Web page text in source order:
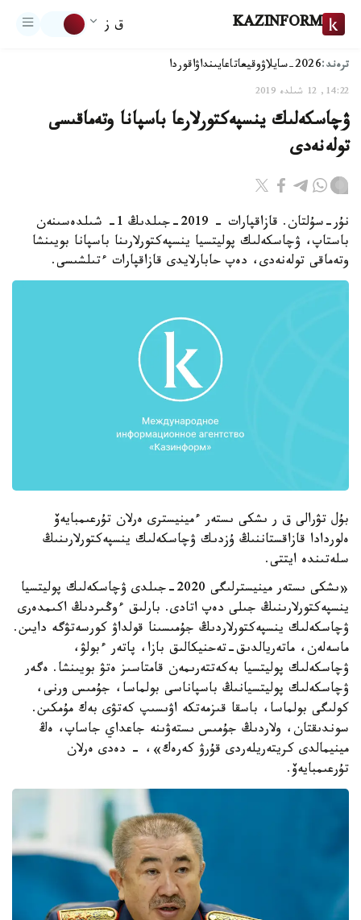
KAZINFORM ق ز
ترەند:2026-سايلاۋ وقيعاتاعايىنداۋاقوردا
14:22, 12 شىلدە 2019
ۋچاسكەلىك ينسپەكتورلارعا باسپانا وتەماقىسى
تولەنەدى
نۇر-سۇلتان. قازاقپارات - 2019-جىلدىڭ 1- شىلدەسىنەن
باستاپ، ۋچاسكەلىك پوليتسيا ينسپەكتورلارىنا باسپانا بويىنشا
وتەماقى تولەنەدى، دەپ حابارلايدى قازاقپارات ءتىلشىسى.
بۇل تۋرالى ق ر ىشكى ىستەر ءمينيسترى ەرلان تۇرعىمبايەۆ
ەلوردادا قازاقستاننىڭ ۇزدىك ۋچاسكەلىك ينسپەكتورلارىنىڭ
سلەتىندە ايتتى.
«ىشكى ىستەر مينيسترلىگى 2020-جىلدى ۋچاسكەلىك پوليتسيا
ينسپەكتورلارىنىڭ جىلى دەپ اتادى. بارلىق ءوڭىردىڭ اكىمدەرى
ۋچاسكەلىك ينسپەكتورلاردىڭ جۇمىسىنا قولداۋ كورسەتۋگە دايىن.
ماسەلەن، ماتەريالدىق-تەحنيكالىق بازا، پاتەر ءبولۋ،
ۋچاسكەلىك پوليتسيا بەكەتتەرىمەن قامتاسىز ەتۋ بويىنشا. ەگەر
ۋچاسكەلىك پوليتسيانىڭ باسپاناسى بولماسا، جۇمىس ورنى،
كولىگى بولماسا، باسقا قىزمەتكە اۋىسىپ كەتۋى بەك مۇمكىن.
سوندىقتان، ولاردىڭ جۇمىس ىستەۋىنە جاعداي جاساپ، ەڭ
مينيمالدى كريتەريلەردى قۇرۋ كەرەك»، - دەدى ەرلان
تۇرعىمبايەۆ.